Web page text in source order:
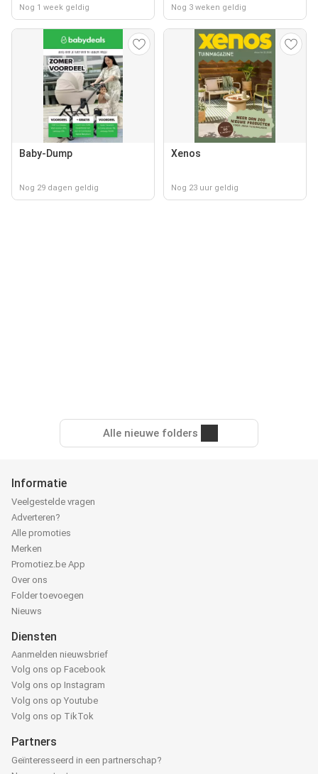
Nog 1 week geldig Nog 3 weken geldig
Baby-Dump
Nog 29 dagen geldig
Xenos
Nog 23 uur geldig
Alle nieuwe folders
Informatie
Veelgestelde vragen
Adverteren?
Alle promoties
Merken
Promotiez.be App
Over ons
Folder toevoegen
Nieuws
Diensten
Aanmelden nieuwsbrief
Volg ons op Facebook
Volg ons op Instagram
Volg ons op Youtube
Volg ons op TikTok
Partners
Geïnteresseerd in een partnerschap?